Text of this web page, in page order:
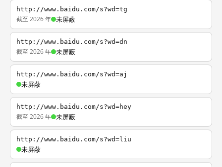
http://www.baidu.com/s?wd=tg
截至 2026 年 未屏蔽
http://www.baidu.com/s?wd=dn
截至 2026 年 未屏蔽
http://www.baidu.com/s?wd=aj
未屏蔽
http://www.baidu.com/s?wd=hey
截至 2026 年 未屏蔽
http://www.baidu.com/s?wd=liu
未屏蔽